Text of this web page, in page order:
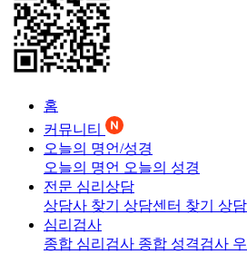
홈
커뮤니티
오늘의 명언/성경
오늘의 명언 오늘의 성경
전문 심리상담
상담사 찾기 상담센터 찾기 상담
심리검사
종합 심리검사 종합 성격검사